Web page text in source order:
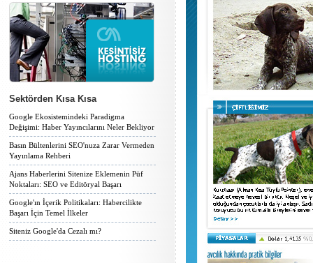
Sektörden Kısa Kısa
Google Ekosistemindeki Paradigma
Değişimi: Haber Yayıncılarını Neler Bekliyor
Basın Bültenlerini SEO'nuza Zarar Vermeden
Yayınlama Rehberi
Ajans Haberlerini Sitenize Eklemenin Püf
Noktaları: SEO ve Editöryal Başarı
Google'ın İçerik Politikaları: Habercilikte
Başarı İçin Temel İlkeler
Siteniz Google'da Cezalı mı?